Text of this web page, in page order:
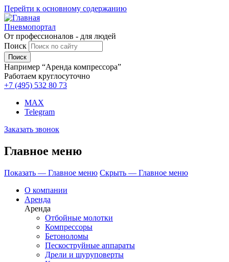
Перейти к основному содержанию
Пневмопортал
От профессионалов - для людей
Поиск
Например “Аренда компрессора”
Работаем круглосуточно
+7 (495) 532 80 73
MAX
Telegram
Заказать звонок
Главное меню
Показать — Главное меню Скрыть — Главное меню
О компании
Аренда
Аренда
Отбойные молотки
Компрессоры
Бетоноломы
Пескоструйные аппараты
Дрели и шуруповерты